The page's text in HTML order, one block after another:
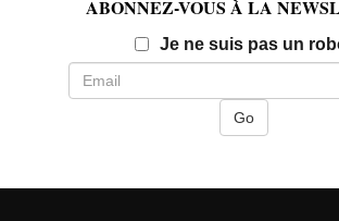
ABONNEZ-VOUS À LA
Je ne suis pas un